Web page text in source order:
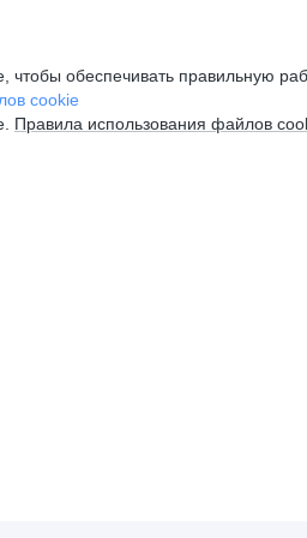
обеспечивать правильную
cookie
Правила использования файлов